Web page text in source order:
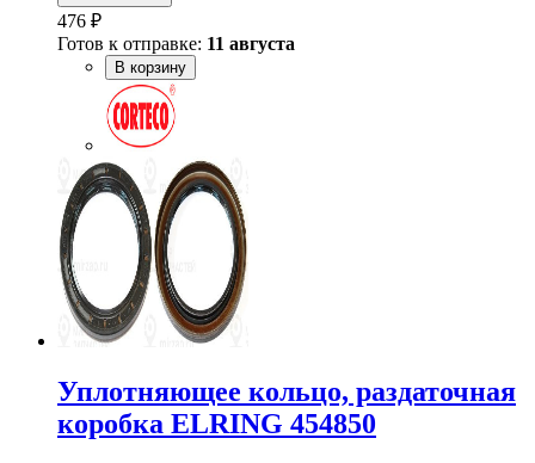
476 ₽
Готов к отправке: 11 августа
В корзину
Уплотняющее кольцо, раздаточная
коробка ELRING 454850